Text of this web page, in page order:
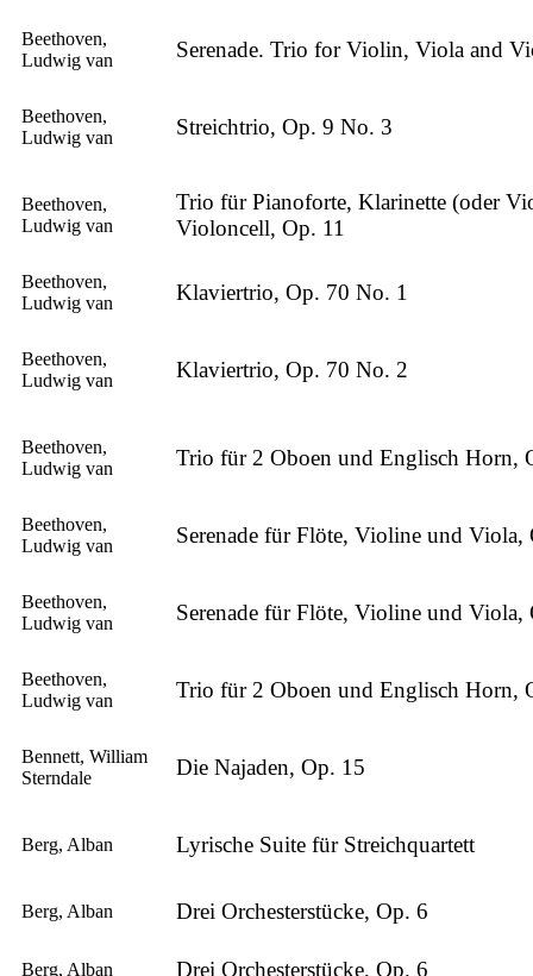
Beethoven,
Ludwig van
Serenade. Trio for Violin, Viola and
Beethoven,
Ludwig van
Streichtrio, Op. 9 No. 3
Beethoven,
Ludwig van
Trio für Pianoforte, Klarinette (oder
Violoncell, Op. 11
Beethoven,
Ludwig van
Klaviertrio, Op. 70 No. 1
Beethoven,
Ludwig van
Klaviertrio, Op. 70 No. 2
Beethoven,
Ludwig van
Trio für 2 Oboen und Englisch Horn,
Beethoven,
Ludwig van
Serenade für Flöte, Violine und Viola,
Beethoven,
Ludwig van
Serenade für Flöte, Violine und Viola,
Beethoven,
Ludwig van
Trio für 2 Oboen und Englisch Horn,
Bennett, William
Sterndale
Die Najaden, Op. 15
Berg, Alban Lyrische Suite für Streichquartett
Berg, Alban Drei Orchesterstücke, Op. 6
Berg, Alban Drei Orchesterstücke, Op. 6